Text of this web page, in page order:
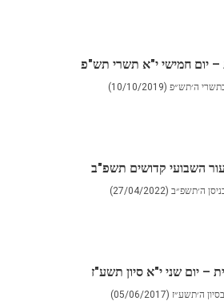
יום חמישי י"א תשרי תש"פ
(10/10/2019)
השבועי קדושים תשפ"ב
(27/04/2022)
יום שני י"א סיון תשע"ז
(05/06/2017)